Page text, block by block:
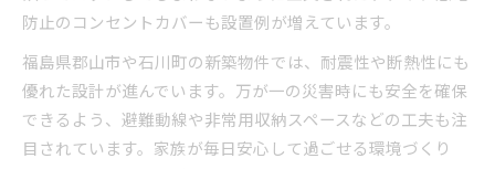
防止のコンセントカバーも設置例が増えています。
福島県郡山市や石川町の新築物件では、耐震性や断熱性にも
優れた設計が進んでいます。万が一の災害時にも安全を確保
できるよう、避難動線や非常用収納スペースなどの工夫も注
目されています。家族が毎日安心して過ごせる環境づくり